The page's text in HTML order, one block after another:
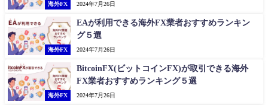
海外FX 2024年7月26日
海外FX
EAが利用できる海外FX業者おすすめランキン
グ５選
2024年7月26日
海外FX
BitcoinFX(ビットコインFX)が取引できる海外
FX業者おすすめランキング５選
2024年7月26日